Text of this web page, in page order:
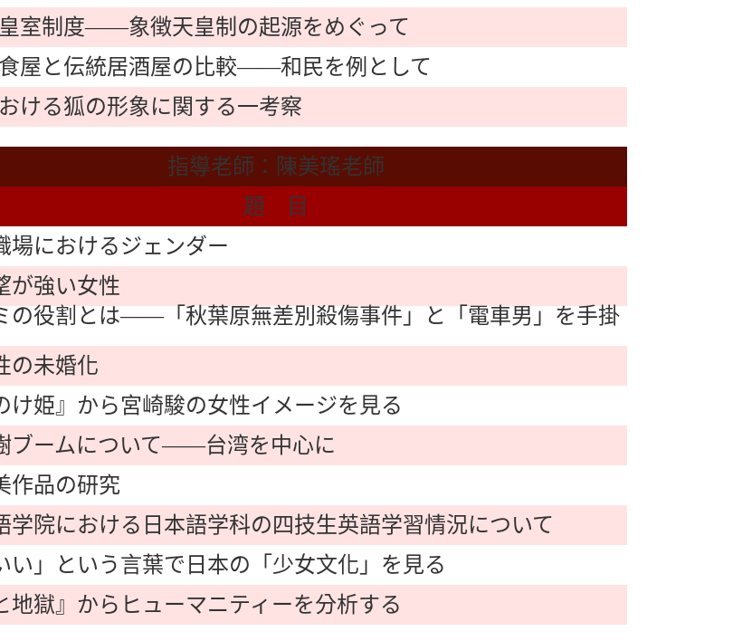
室制度――象徴天皇制の起源をめぐって
屋と伝統居酒屋の比較――和民を例として
ける狐の形象に関する一考察
指導老師：陳美瑤老師
題 目
場におけるジェンダー
が強い女性
の役割とは――「秋葉原無差別殺傷事件」と「電車男」を手掛
の未婚化
け姫』から宮崎駿の女性イメージを見る
ブームについて――台湾を中心に
作品の研究
学院における日本語学科の四技生英語学習情況について
い」という言葉で日本の「少女文化」を見る
地獄』からヒューマニティーを分析する